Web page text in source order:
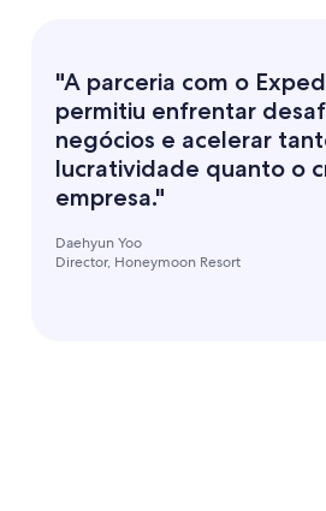
"A parceria com o
permitiu enfrentar
negócios e acelerar
lucratividade quanto o
empresa."
Daehyun Yoo
Director, Honeymoon Resort